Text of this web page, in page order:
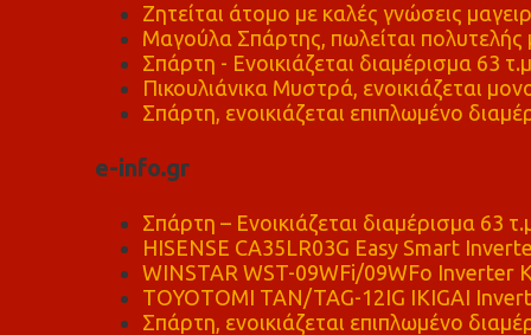
Ζητείται άτομο με καλές γνώσεις
Μαγούλα Σπάρτης, πωλείται πολυτελής
Σπάρτη - Ενοικιάζεται διαμέρισμα 63 τ.μ
Πικουλιάνικα Μυστρά, ενοικιάζεται
Σπάρτη, ενοικιάζεται επιπλωμένο
e-info.gr
Σπάρτη – Ενοικιάζεται διαμέρισμα 63
HISENSE CA35LR03G Easy Smart
WINSTAR WST-09WFi/09WFo Inverter
TOYOTOMI TAN/TAG-12IG IKIGAI
Σπάρτη, ενοικιάζεται επιπλωμένο